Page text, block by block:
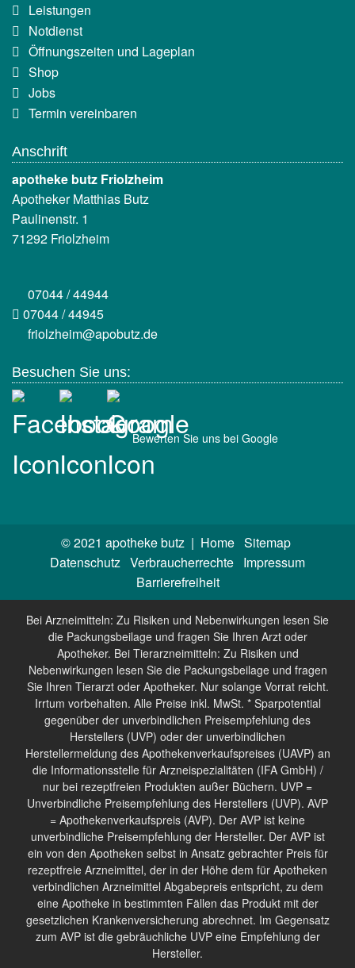
Leistungen
Notdienst
Öffnungszeiten und Lageplan
Shop
Jobs
Termin vereinbaren
Anschrift
apotheke butz Friolzheim
Apotheker Matthias Butz
Paulinenstr. 1
71292 Friolzheim
07044 / 44944
07044 / 44945
friolzheim@apobutz.de
Besuchen Sie uns:
Bewerten Sie uns bei Google
© 2021 apotheke butz | Home Sitemap
Datenschutz Verbraucherrechte Impressum
Barrierefreiheit
Bei Arzneimitteln: Zu Risiken und Nebenwirkungen lesen Sie
die Packungsbeilage und fragen Sie Ihren Arzt oder
Apotheker. Bei Tierarzneimitteln: Zu Risiken und
Nebenwirkungen lesen Sie die Packungsbeilage und fragen
Sie Ihren Tierarzt oder Apotheker. Nur solange Vorrat reicht.
Irrtum vorbehalten. Alle Preise inkl. MwSt. * Sparpotential
gegenüber der unverbindlichen Preisempfehlung des
Herstellers (UVP) oder der unverbindlichen
Herstellermeldung des Apothekenverkaufspreises (UAVP) an
die Informationsstelle für Arzneispezialitäten (IFA GmbH) /
nur bei rezeptfreien Produkten außer Büchern. UVP =
Unverbindliche Preisempfehlung des Herstellers (UVP). AVP
= Apothekenverkaufspreis (AVP). Der AVP ist keine
unverbindliche Preisempfehlung der Hersteller. Der AVP ist
ein von den Apotheken selbst in Ansatz gebrachter Preis für
rezeptfreie Arzneimittel, der in der Höhe dem für Apotheken
verbindlichen Arzneimittel Abgabepreis entspricht, zu dem
eine Apotheke in bestimmten Fällen das Produkt mit der
gesetzlichen Krankenversicherung abrechnet. Im Gegensatz
zum AVP ist die gebräuchliche UVP eine Empfehlung der
Hersteller.